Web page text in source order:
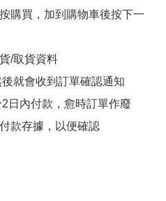
購買，加到購物車後按下一
/取貨資料
就會收到訂單確認通知
日內付款，愈時訂單作廢
款存據，以便確認